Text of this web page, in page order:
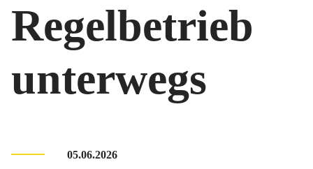
Regelbetrieb
unterwegs
05.06.2026